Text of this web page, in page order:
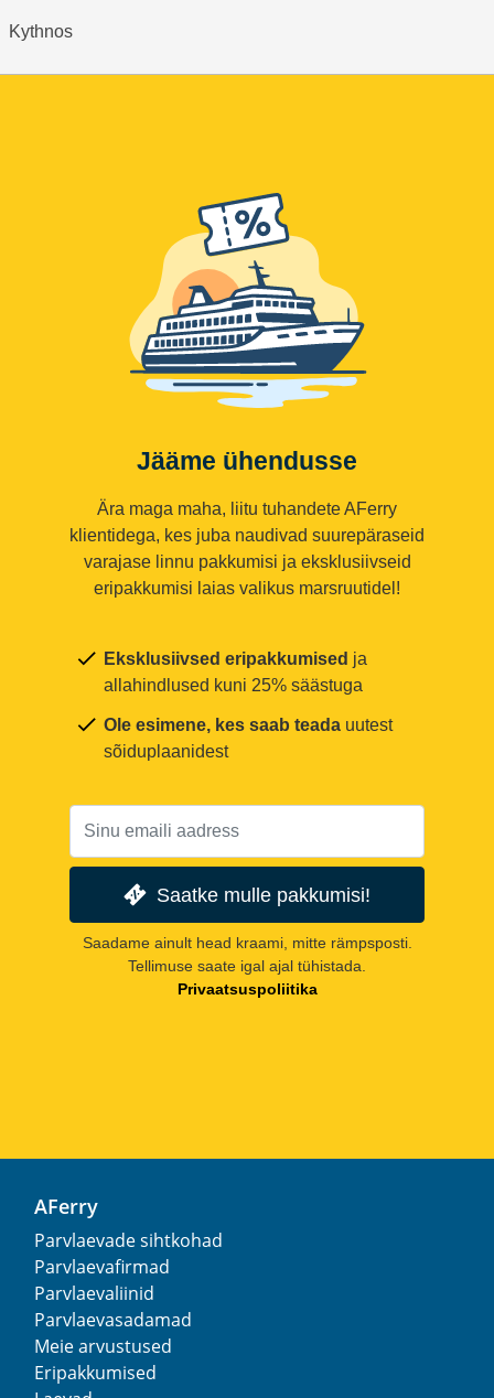
Kythnos
Jääme ühendusse
Ära maga maha, liitu tuhandete AFerry
klientidega, kes juba naudivad suurepäraseid
varajase linnu pakkumisi ja eksklusiivseid
eripakkumisi laias valikus marsruutidel!
Eksklusiivsed eripakkumised ja
allahindlused kuni 25% säästuga
Ole esimene, kes saab teada uutest
sõiduplaanidest
Saatke mulle pakkumisi!
Saadame ainult head kraami, mitte rämpsposti.
Tellimuse saate igal ajal tühistada.
Privaatsuspoliitika
AFerry
Parvlaevade sihtkohad
Parvlaevafirmad
Parvlaevaliinid
Parvlaevasadamad
Meie arvustused
Eripakkumised